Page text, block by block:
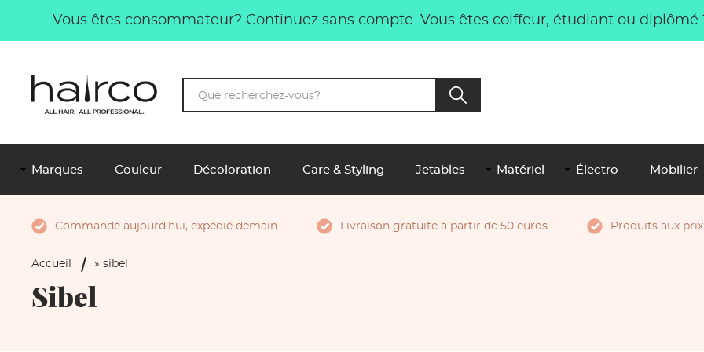
Aller au contenu principal
Vous êtes consommateur? Continuez sans compte. Vous êtes coiffeur, étudiant ou diplômé
Mots-
clés
Main
Navigation
FR
Marques Couleur Décoloration Care & Styling Jetables Matériel Électro Mobilier
Pourquoi Hairco?
Commandé aujourd’hui, expédié demain Livraison gratuite à partir de 50 euros Produits aux
Fil
Accueil sibel
Sibel